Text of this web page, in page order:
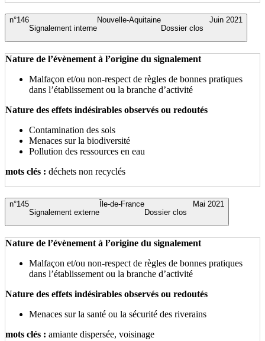
Juin 2021
Dossier clos
Nouvelle-Aquitaine
Signalement interne
n°146
Nature de l’évènement à l’origine du signalement
Malfaçon et/ou non-respect de règles de bonnes pratiques
dans l’établissement ou la branche d’activité
Nature des effets indésirables observés ou redoutés
Contamination des sols
Menaces sur la biodiversité
Pollution des ressources en eau
mots clés : déchets non recyclés
Mai 2021
Dossier clos
Île-de-France
Signalement externe
n°145
Nature de l’évènement à l’origine du signalement
Malfaçon et/ou non-respect de règles de bonnes pratiques
dans l’établissement ou la branche d’activité
Nature des effets indésirables observés ou redoutés
Menaces sur la santé ou la sécurité des riverains
mots clés : amiante dispersée, voisinage